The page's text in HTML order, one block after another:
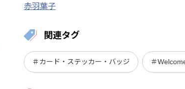
赤羽葉子
関連タグ
＃カード・ステッカー・バッジ ＃